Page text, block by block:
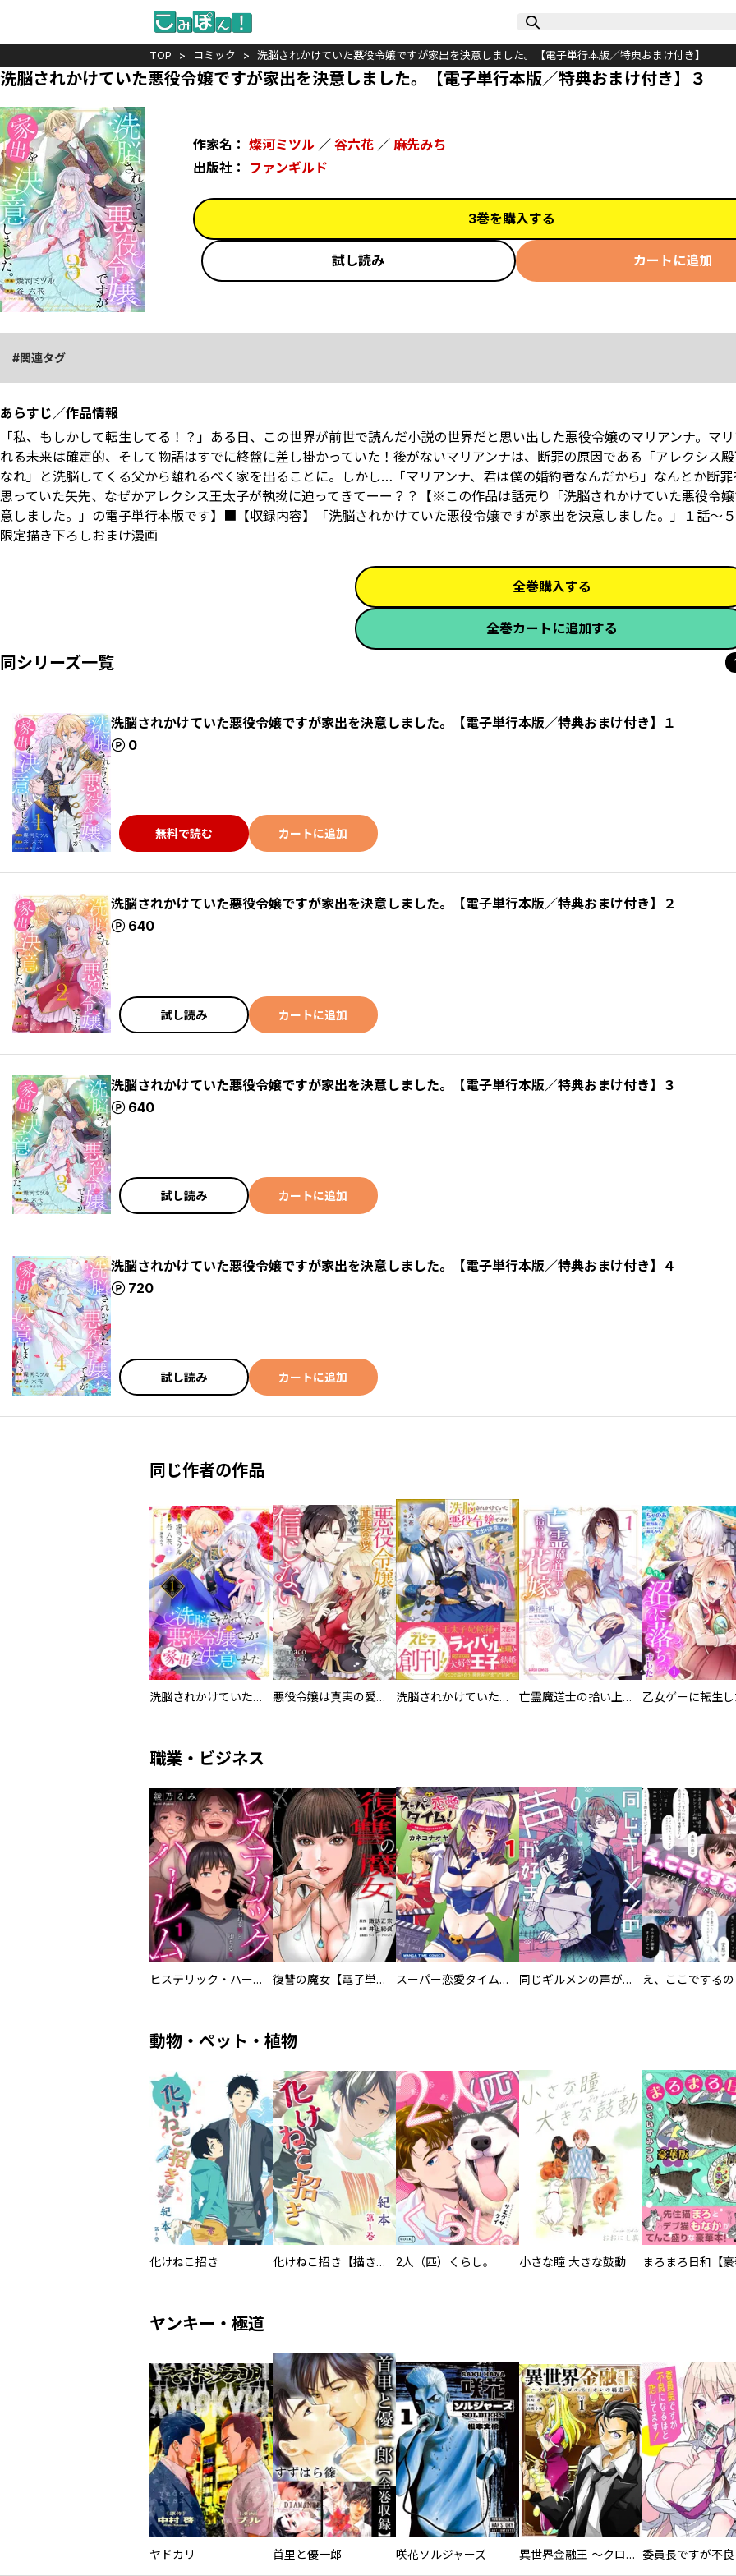
TOP コミック 洗脳されかけていた悪役令嬢ですが家出を決意しました。【電子単行本版／特典おまけ付き】
洗脳されかけていた悪役令嬢ですが家出を決意しました。【電子単行本版／特典おまけ付き】３
作家名： 燦河ミツル ／ 谷六花 ／ 麻先みち
出版社： ファンギルド
3巻を購入する
試し読み カートに追加
関連タグ
あらすじ／作品情報
「私、もしかして転生してる！？」ある日、この世界が前世で読んだ小説の世界だと思い出した悪役令嬢のマリアンナ。マ
れる未来は確定的、そして物語はすでに終盤に差し掛かっていた！後がないマリアンナは、断罪の原因である「アレクシス
なれ」と洗脳してくる父から離れるべく家を出ることに――。しかし…「マリアンナ、君は僕の婚約者なんだから」なんとか断
思っていた矢先、なぜかアレクシス王太子が執拗に迫ってきてーー？？【※この作品は話売り「洗脳されかけていた悪役令
意しました。」の電子単行本版です】■【収録内容】「洗脳されかけていた悪役令嬢ですが家出を決意しました。」１話～
限定描き下ろしおまけ漫画
全巻購入する
全巻カートに追加する
同シリーズ一覧
洗脳されかけていた悪役令嬢ですが家出を決意しました。【電子単行本版／特典おまけ付き】１
0
ポイント
無料で読む カートに追加
洗脳されかけていた悪役令嬢ですが家出を決意しました。【電子単行本版／特典おまけ付き】２
640
ポイント
試し読み カートに追加
洗脳されかけていた悪役令嬢ですが家出を決意しました。【電子単行本版／特典おまけ付き】３
640
ポイント
試し読み カートに追加
洗脳されかけていた悪役令嬢ですが家出を決意しました。【電子単行本版／特典おまけ付き】４
720
ポイント
試し読み カートに追加
同じ作者の作品
洗脳されかけていた悪役令嬢ですが家出を決意しました。 悪役令嬢は真実の愛なんて信じない 洗脳されかけていた悪役令嬢ですが家出を決意しました。 亡霊魔道士の拾い上げ花嫁
職業・ビジネス
ヒステリック・ハーレム～搾られる男と堕ちる女～【電子単行本版】 復讐の魔女【電子単行本版】 スーパー恋愛タイム！～現場でドＳな彼女は自宅でデレる～ 同じギルメンの声が好き
動物・ペット・植物
化けねこ招き 化けねこ招き【描きおろし付合冊版】 2人（匹）くらし。 小さな瞳 大きな鼓動
ヤンキー・極道
ヤドカリ 首里と優一郎 咲花ソルジャーズ 異世界金融王 ～クローネ・ゴルディオンの覇道～